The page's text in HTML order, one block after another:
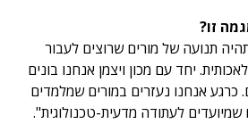
זו?
תנועה של מורים שרוצים לעבור
יחד עם מכון ויצמן אנחנו בונים
אנחנו נעזרים במורים שמלמדים
שמיועדים לעתודה מדעית-טכנולוגית".